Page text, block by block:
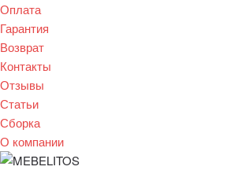
Оплата
Гарантия
Возврат
Контакты
Отзывы
Статьи
Сборка
О компании